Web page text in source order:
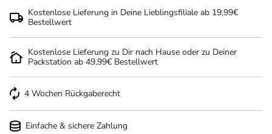
Kostenlose Lieferung in Deine Lieblingsfiliale ab 19,99€
Bestellwert
Kostenlose Lieferung zu Dir nach Hause oder zu Deiner
Packstation ab 49,99€ Bestellwert
4 Wochen Rückgaberecht
Einfache & sichere Zahlung